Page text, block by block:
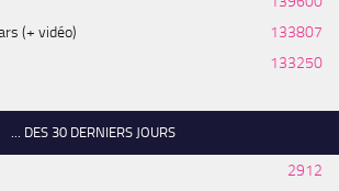
(+ vidéo)
133807
133250
... DES 30 DERNIERS JOURS
2912